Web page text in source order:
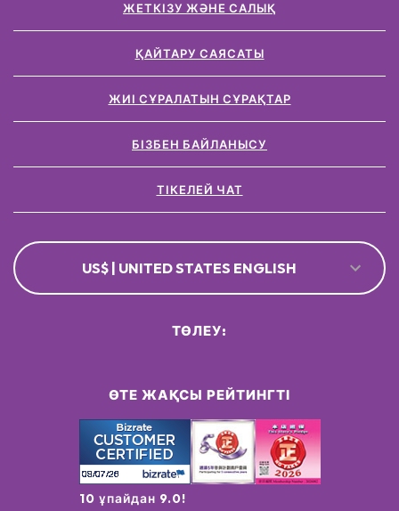
ЖЕТКІЗУ ЖӘНЕ САЛЫҚ
ҚАЙТАРУ САЯСАТЫ
ЖИІ СҰРАЛАТЫН СҰРАҚТАР
БІЗБЕН БАЙЛАНЫСУ
ТІКЕЛЕЙ ЧАТ
US$ | UNITED STATES ENGLISH
ӨТЕ ЖАҚСЫ РЕЙТИНГТІ
10 ұпайдан 9.0!
ТӨЛЕУ: